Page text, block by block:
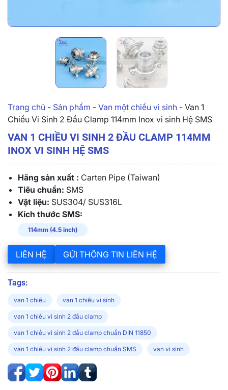
Trang chủ - Sản phẩm - Van một chiều vi sinh - Van 1
Chiều Vi Sinh 2 Đầu Clamp 114mm Inox vi sinh Hệ SMS
VAN 1 CHIỀU VI SINH 2 ĐẦU CLAMP 114MM
INOX VI SINH HỆ SMS
Hãng sản xuất : Carten Pipe (Taiwan)
Tiêu chuẩn: SMS
Vật liệu: SUS304/ SUS316L
Kích thước SMS:
114mm (4.5 inch)
LIÊN HỆ GỬI THÔNG TIN LIÊN HỆ
Tags:
van 1 chiều van 1 chiều vi sinh
van 1 chiều vi sinh 2 đầu clamp
van 1 chiều vi sinh 2 đầu clamp chuẩn DIN 11850
van 1 chiều vi sinh 2 đầu clamp chuẩn SMS van vi sinh